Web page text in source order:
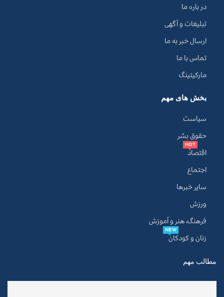
در باره ما
تبلیغات و آگهی
ارسال خبر به ما
تماس با ما
مارکیتینگ
بخش های مهم
سیاست
حقوق بشر
اقتصاد
HOT
اجتماع
سایر خبرها
ورزش
فرهنگ، هنر و آموزش
زنان و کودکان
NEW
مطالب مهم